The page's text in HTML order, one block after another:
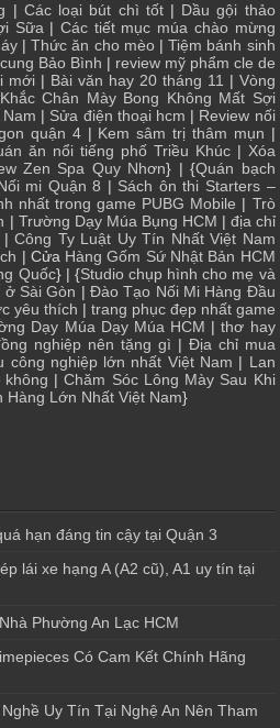
| Các loại bút chì tốt| Dầu gội thảo
Sữa| Các tiết mục múa chào mừng
|Thức ăn cho mèo|Tiệm bánh sinh
Bảo Bình | review mỹ phẩm cle de
mới| Bài văn hay 20 tháng 11 | Vòng
Chân Mày Bong Không Mất Sợi
| Sửa điện thoại hcm | Review nối
quận 4| Kem sâm trị thâm mụn |
ăn nổi tiếng phố Triều Khúc| Xóa
Zen Spa Quy Nhơn} | {Quán bạch
mi Quận 8 | Sách ôn thi Starters –
nhất trong game PUBG Mobile | Trò
| Trường Dạy Múa Bụng HCM | địa chỉ
|Công Ty Luật Uy Tín Nhất Việt Nam
| Cửa Hàng Gốm Sứ Nhật Bản HCM
Quốc} | {Studio chụp hình cho mẹ và
ở Sài Gòn |Đào Tạo Nối Mi Hàng Đầu
yêu thích | trang phục đẹp nhất game
Dạy Múa Dạy Múa HCM |thơ hay
nghiệp nên tặng gì | Địa chỉ mua
công nghiệp lớn nhất Việt Nam | Lan
|Chăm Sóc Lông Mày Sau Khi
Hàng Lớn Nhất Việt Nam}
hạn đáng tin cậy tại Quận 3
lái xe hạng A (A2 cũ), A1 uy tín tại
Phường An Lạc HCM
Có Cam Kết Chính Hãng
Uy Tín Tại Nghệ An Nên Tham